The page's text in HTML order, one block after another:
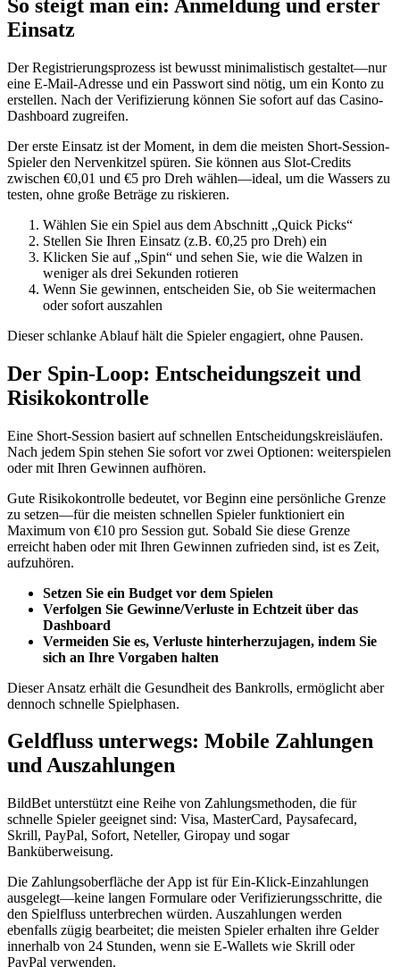
So steigt man ein: Anmeldung und erster
Einsatz
Der Registrierungsprozess ist bewusst minimalistisch gestaltet—nur
eine E-Mail-Adresse und ein Passwort sind nötig, um ein Konto zu
erstellen. Nach der Verifizierung können Sie sofort auf das Casino-
Dashboard zugreifen.
Der erste Einsatz ist der Moment, in dem die meisten Short‑Session-
Spieler den Nervenkitzel spüren. Sie können aus Slot-Credits
zwischen €0,01 und €5 pro Dreh wählen—ideal, um die Wassers zu
testen, ohne große Beträge zu riskieren.
Wählen Sie ein Spiel aus dem Abschnitt „Quick Picks“
Stellen Sie Ihren Einsatz (z.B. €0,25 pro Dreh) ein
Klicken Sie auf „Spin“ und sehen Sie, wie die Walzen in
weniger als drei Sekunden rotieren
Wenn Sie gewinnen, entscheiden Sie, ob Sie weitermachen
oder sofort auszahlen
Dieser schlanke Ablauf hält die Spieler engagiert, ohne Pausen.
Der Spin‑Loop: Entscheidungszeit und
Risikokontrolle
Eine Short‑Session basiert auf schnellen Entscheidungskreisläufen.
Nach jedem Spin stehen Sie sofort vor zwei Optionen: weiterspielen
oder mit Ihren Gewinnen aufhören.
Gute Risikokontrolle bedeutet, vor Beginn eine persönliche Grenze
zu setzen—für die meisten schnellen Spieler funktioniert ein
Maximum von €10 pro Session gut. Sobald Sie diese Grenze
erreicht haben oder mit Ihren Gewinnen zufrieden sind, ist es Zeit,
aufzuhören.
Setzen Sie ein Budget vor dem Spielen
Verfolgen Sie Gewinne/Verluste in Echtzeit über das
Dashboard
Vermeiden Sie es, Verluste hinterherzujagen, indem Sie
sich an Ihre Vorgaben halten
Dieser Ansatz erhält die Gesundheit des Bankrolls, ermöglicht aber
dennoch schnelle Spielphasen.
Geldfluss unterwegs: Mobile Zahlungen
und Auszahlungen
BildBet unterstützt eine Reihe von Zahlungsmethoden, die für
schnelle Spieler geeignet sind: Visa, MasterCard, Paysafecard,
Skrill, PayPal, Sofort, Neteller, Giropay und sogar
Banküberweisung.
Die Zahlungsoberfläche der App ist für Ein‑Klick-Einzahlungen
ausgelegt—keine langen Formulare oder Verifizierungsschritte, die
den Spielfluss unterbrechen würden. Auszahlungen werden
ebenfalls zügig bearbeitet; die meisten Spieler erhalten ihre Gelder
innerhalb von 24 Stunden, wenn sie E-Wallets wie Skrill oder
PayPal verwenden.